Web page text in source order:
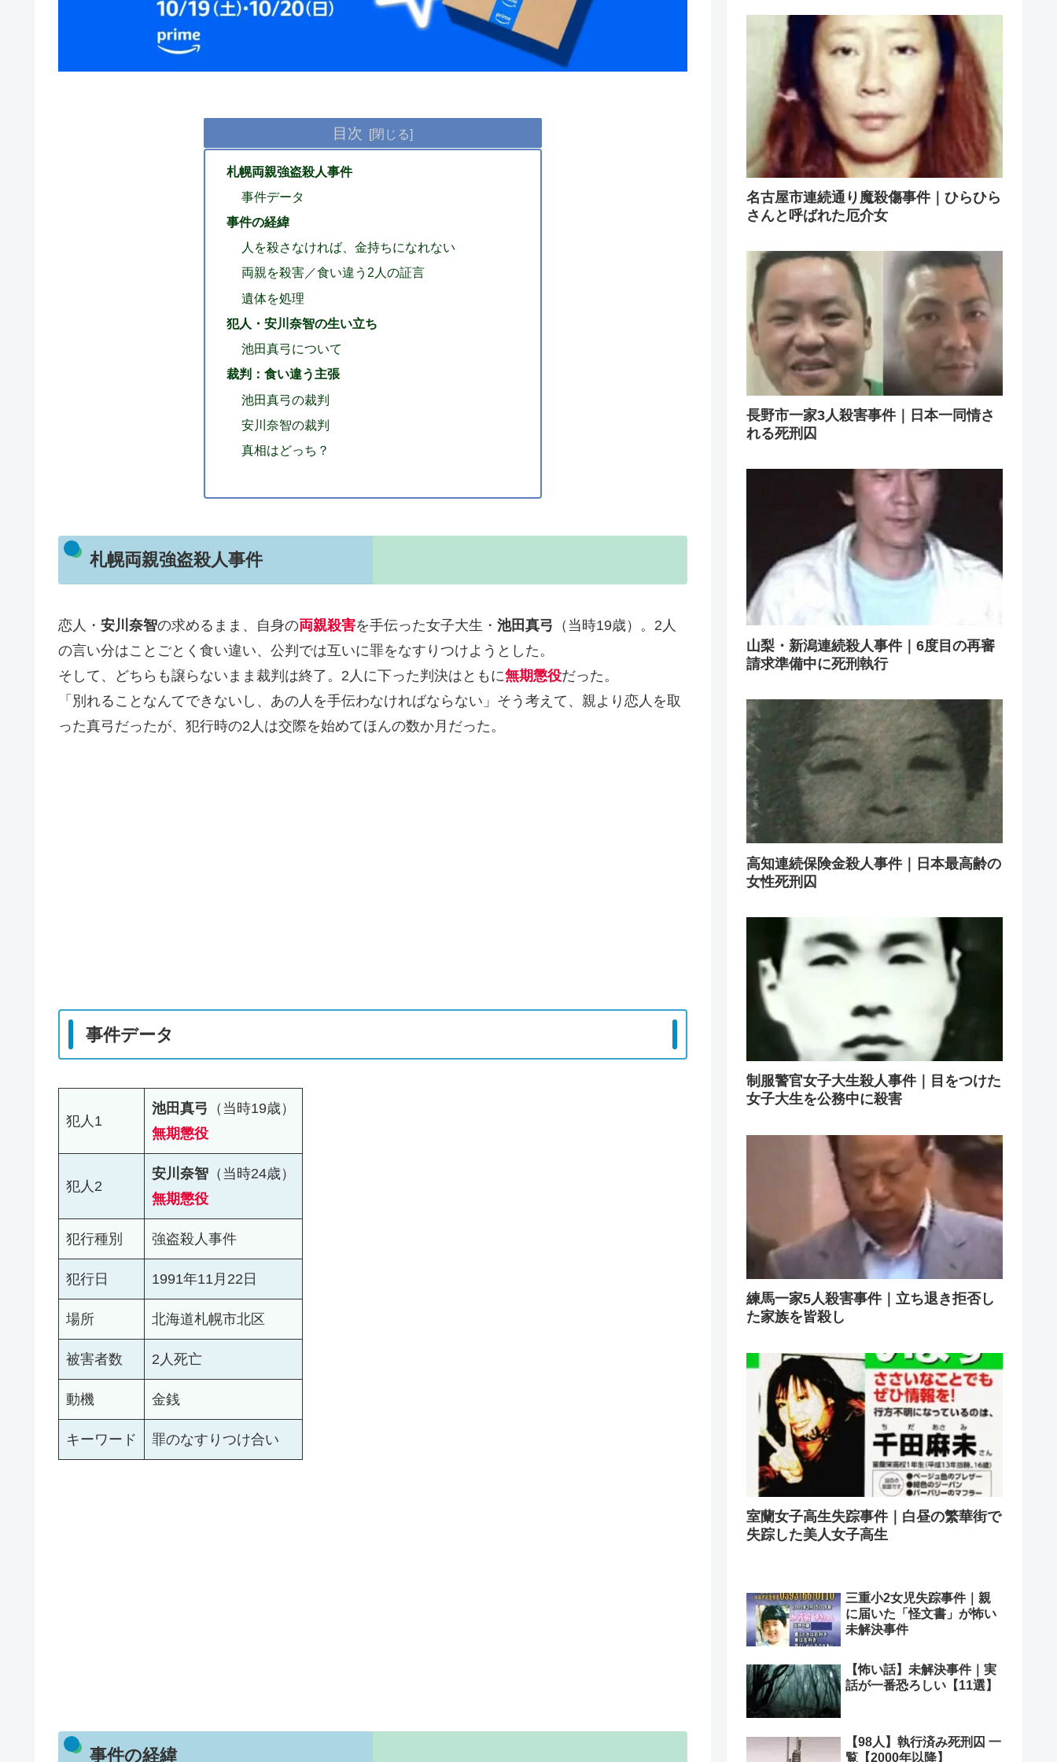
目次
札幌両親強盗殺人事件
事件データ
事件の経緯
人を殺さなければ、金持ちになれない
両親を殺害／食い違う2人の証言
遺体を処理
犯人・安川奈智の生い立ち
池田真弓について
裁判：食い違う主張
池田真弓の裁判
安川奈智の裁判
真相はどっち？
札幌両親強盗殺人事件
恋人・ 安川奈智の求めるまま、自身の両親殺害を手伝った女子大生・ 池田真弓 （当時19歳）。2人
の言い分はことごとく食い違い、公判では互いに罪をなすりつけようとした。
そして、どちらも譲らないまま裁判は終了。2人に下った判決はともに無期懲役だった。
「別れることなんてできないし、あの人を手伝わなければならない」そう考えて、親より恋人を取
った真弓だったが、犯行時の2人は交際を始めてほんの数か月だった。
事件データ
犯人1
池田真弓 （当時19歳）
無期懲役
犯人2
安川奈智 （当時24歳）
無期懲役
犯行種別 強盗殺人事件
犯行日 1991年11月22日
場所 北海道札幌市北区
被害者数 2人死亡
動機 金銭
キーワード 罪のなすりつけ合い
事件の経緯
名古屋市連続通り魔殺傷事件｜ひらひら
さんと呼ばれた厄介女
長野市一家3人殺害事件｜日本一同情さ
れる死刑囚
山梨・新潟連続殺人事件｜6度目の再審
請求準備中に死刑執行
高知連続保険金殺人事件｜日本最高齢の
女性死刑囚
制服警官女子大生殺人事件｜目をつけた
女子大生を公務中に殺害
練馬一家5人殺害事件｜立ち退き拒否し
た家族を皆殺し
室蘭女子高生失踪事件｜白昼の繁華街で
失踪した美人女子高生
三重小2女児失踪事件｜親
に届いた「怪文書」が怖い
未解決事件
【怖い話】未解決事件｜実
話が一番恐ろしい【11選】
【98人】執行済み死刑囚 一
覧【2000年以降】